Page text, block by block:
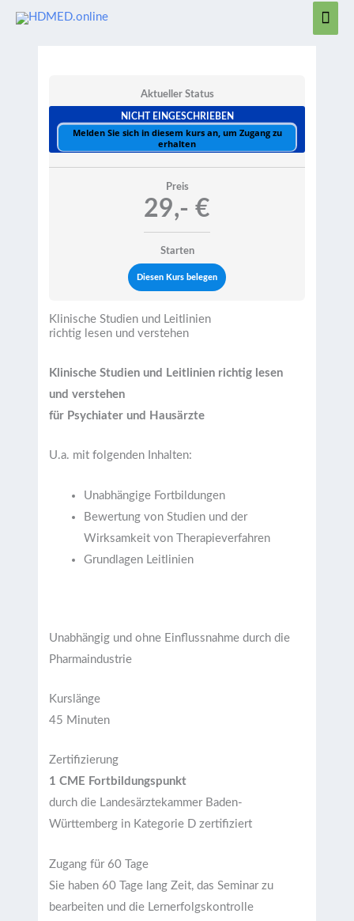
Zum
Aktueller Status
NICHT EINGESCHRIEBEN
Melden Sie sich in diesem kurs an, um Zugang zu
erhalten
Preis
29,- €
Starten
Diesen Kurs belegen
Klinische Studien und Leitlinien
richtig lesen und verstehen
Klinische Studien und Leitlinien richtig lesen
und verstehen
für Psychiater und Hausärzte
U.a. mit folgenden Inhalten:
Unabhängige Fortbildungen
Bewertung von Studien und der
Wirksamkeit von Therapieverfahren
Grundlagen Leitlinien
Unabhängig und ohne Einflussnahme durch die
Pharmaindustrie
Kurslänge
45 Minuten
Zertifizierung
1 CME Fortbildungspunkt
durch die Landesärztekammer Baden-
Württemberg in Kategorie D zertifiziert
Zugang für 60 Tage
Sie haben 60 Tage lang Zeit, das Seminar zu
bearbeiten und die Lernerfolgskontrolle